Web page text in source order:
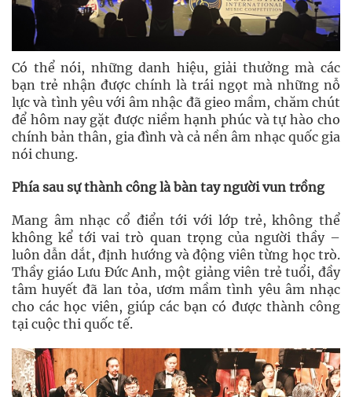
Có thể nói, những danh hiệu, giải thưởng mà các
bạn trẻ nhận được chính là trái ngọt mà những nỗ
lực và tình yêu với âm nhậc đã gieo mầm, chăm chút
để hôm nay gặt được niềm hạnh phúc và tự hào cho
chính bản thân, gia đình và cả nền âm nhạc quốc gia
nói chung.
Phía sau sự thành công là bàn tay người vun trồng
Mang âm nhạc cổ điển tới với lớp trẻ, không thể
không kể tới vai trò quan trọng của người thầy –
luôn dẫn dắt, định hướng và động viên từng học trò.
Thầy giáo Lưu Ðức Anh, một giảng viên trẻ tuổi, đầy
tâm huyết đã lan tỏa, ươm mầm tình yêu âm nhạc
cho các học viên, giúp các bạn có được thành công
tại cuộc thi quốc tế.